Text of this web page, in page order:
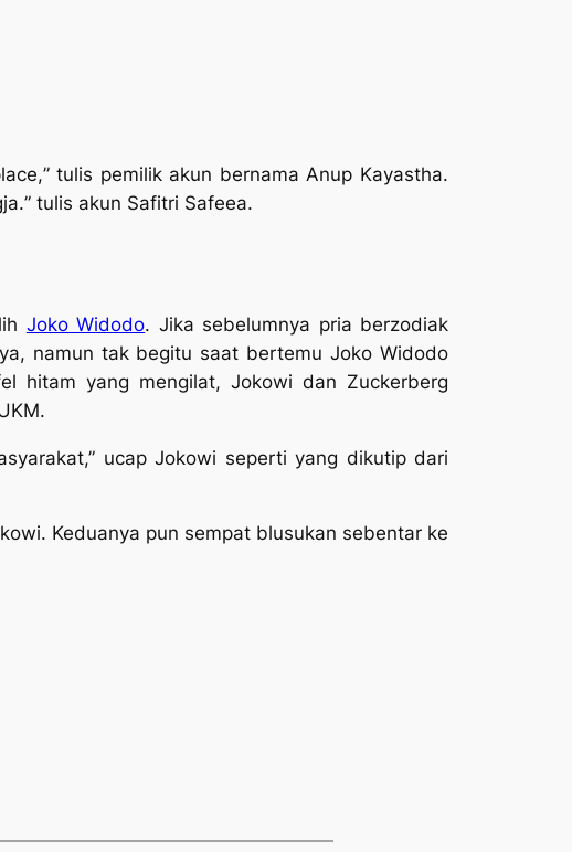
” tulis pemilik akun bernama Anup Kayastha.
” tulis akun Safitri Safeea.
Joko Widodo. Jika sebelumnya pria berzodiak
namun tak begitu saat bertemu Joko Widodo
hitam yang mengilat, Jokowi dan Zuckerberg
ucap Jokowi seperti yang dikutip dari
Keduanya pun sempat blusukan sebentar ke